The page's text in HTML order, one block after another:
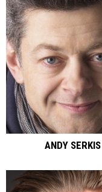
ANDY SERKIS